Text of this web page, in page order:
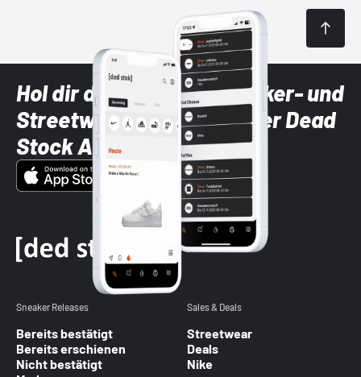
Hol dir die neuesten Sneaker- und
Streetwear-Brands mit der Dead
Stock App
Sneaker Releases
Bereits bestätigt
Bereits erschienen
Nicht bestätigt
Sales & Deals
Streetwear
Deals
Nike